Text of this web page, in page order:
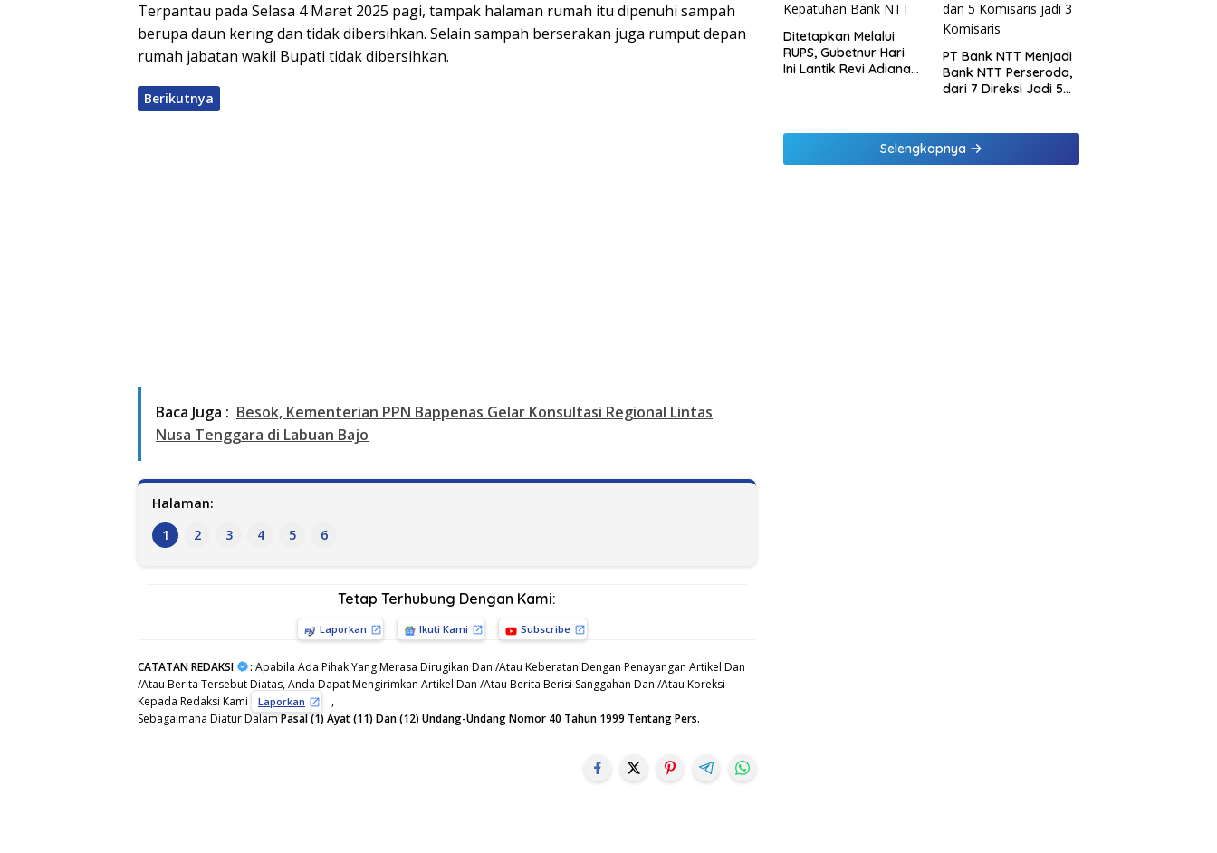
Terpantau pada Selasa 4 Maret 2025 pagi, tampak halaman rumah itu dipenuhi sampah
berupa daun kering dan tidak dibersihkan. Selain sampah berserakan juga rumput depan
rumah jabatan wakil Bupati tidak dibersihkan.
Berikutnya
Baca Juga : Besok, Kementerian PPN Bappenas Gelar Konsultasi Regional Lintas
Nusa Tenggara di Labuan Bajo
Halaman:
1
2 3 4 5 6
Tetap Terhubung Dengan Kami:
Laporkan Ikuti Kami Subscribe
CATATAN REDAKSI : Apabila Ada Pihak Yang Merasa Dirugikan Dan /Atau Keberatan Dengan Penayangan Artikel Dan
/Atau Berita Tersebut Diatas, Anda Dapat Mengirimkan Artikel Dan /Atau Berita Berisi Sanggahan Dan /Atau Koreksi
Kepada Redaksi Kami
Laporkan
,
Sebagaimana Diatur DalamPasal (1) Ayat (11) Dan (12) Undang-Undang Nomor 40 Tahun 1999 Tentang Pers.
Ditetapkan Melalui
RUPS, Gubetnur Hari
Ini Lantik Revi Adiana
PT Bank NTT Menjadi
Bank NTT Perseroda,
dari 7 Direksi Jadi 5
Komisaris
Selengkapnya